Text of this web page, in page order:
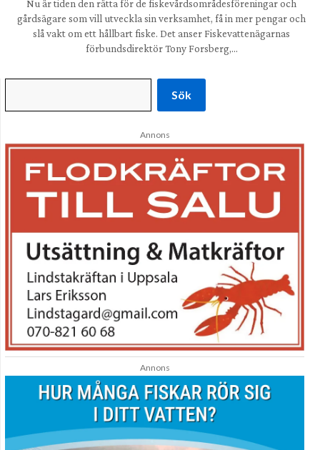
Nu är tiden den rätta för de fiskevårdsområdesföreningar och
gårdsägare som vill utveckla sin verksamhet, få in mer pengar och
slå vakt om ett hållbart fiske. Det anser Fiskevattenägarnas
förbundsdirektör Tony Forsberg,…
Sök
Annons
Annons